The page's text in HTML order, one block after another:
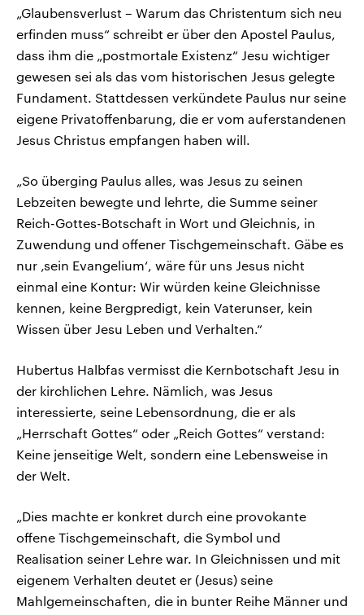
„Glaubensverlust – Warum das Christentum sich neu
erfinden muss“ schreibt er über den Apostel Paulus,
dass ihm die „postmortale Existenz“ Jesu wichtiger
gewesen sei als das vom historischen Jesus gelegte
Fundament. Stattdessen verkündete Paulus nur seine
eigene Privatoffenbarung, die er vom auferstandenen
Jesus Christus empfangen haben will.
„So überging Paulus alles, was Jesus zu seinen
Lebzeiten bewegte und lehrte, die Summe seiner
Reich-Gottes-Botschaft in Wort und Gleichnis, in
Zuwendung und offener Tischgemeinschaft. Gäbe es
nur ‚sein Evangelium‘, wäre für uns Jesus nicht
einmal eine Kontur: Wir würden keine Gleichnisse
kennen, keine Bergpredigt, kein Vaterunser, kein
Wissen über Jesu Leben und Verhalten.“
Hubertus Halbfas vermisst die Kernbotschaft Jesu in
der kirchlichen Lehre. Nämlich, was Jesus
interessierte, seine Lebensordnung, die er als
„Herrschaft Gottes“ oder „Reich Gottes“ verstand:
Keine jenseitige Welt, sondern eine Lebensweise in
der Welt.
„Dies machte er konkret durch eine provokante
offene Tischgemeinschaft, die Symbol und
Realisation seiner Lehre war. In Gleichnissen und mit
eigenem Verhalten deutet er (Jesus) seine
Mahlgemeinschaften, die in bunter Reihe Männer und